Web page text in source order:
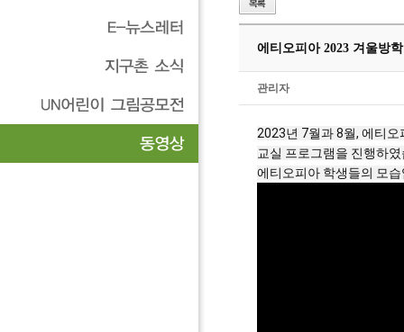
에티오피아 2023 겨울방
관리자
2023년 7월과 8월, 에티
교실 프로그램을 진행하
에티오피아 학생들의 모